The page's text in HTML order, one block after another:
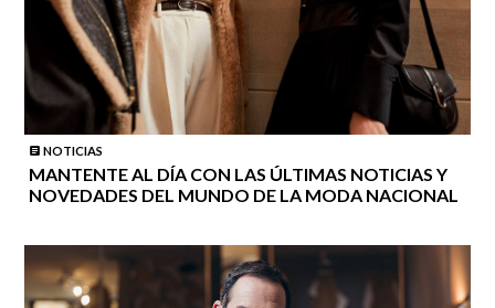
NOTICIAS
MANTENTE AL DÍA CON LAS ÚLTIMAS NOTICIAS Y
NOVEDADES DEL MUNDO DE LA MODA NACIONAL